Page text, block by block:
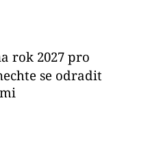
rok 2027 pro
se odradit